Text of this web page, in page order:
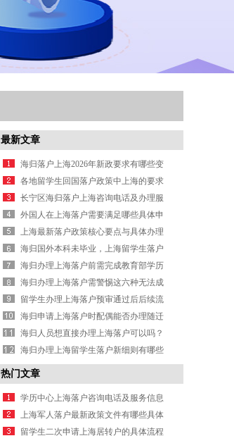
最新文章
海归落户上海2026年新政要求有哪些变
化？
各地留学生回国落户政策中上海的要求
有哪些？
长宁区海归落户上海咨询电话及办理服
务信息
外国人在上海落户需要满足哪些具体申
请条件
上海最新落户政策核心要点与具体办理
信息汇总
海归国外本科未毕业，上海留学生落户
学历认证怎么补救？
海归办理上海落户前需完成教育部学历
认证
海归办理上海落户需警惕这六种无法成
功落户的情况
留学生办理上海落户预审通过后后续流
程是什么
海归申请上海落户时配偶能否办理随迁
手续？
海归人员想直接办理上海落户可以吗？
海归办理上海留学生落户新细则有哪些
具体要求？
热门文章
学历中心上海落户咨询电话及服务信息
上海军人落户最新政策文件有哪些具体
规定要求
留学生二次申请上海居转户的具体流程